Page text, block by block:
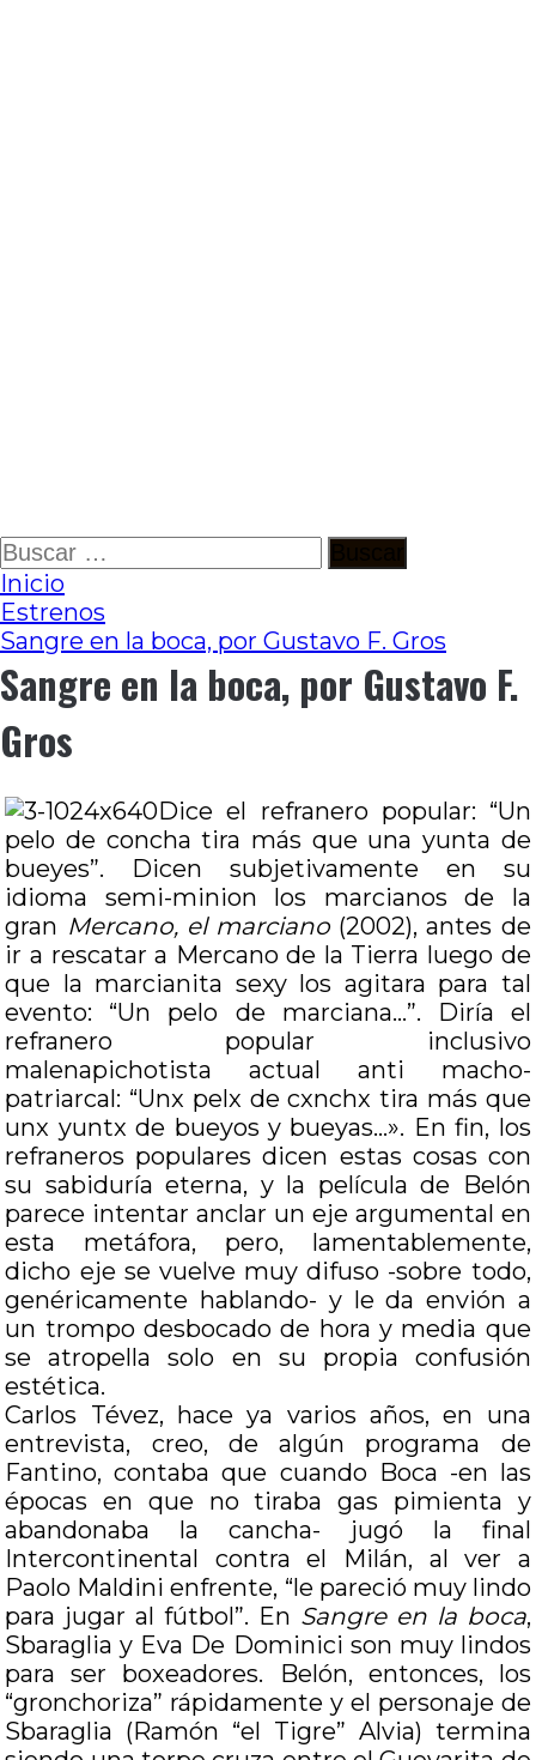
Ir
al
contenido
Buscar:
Inicio
Estrenos
Sangre en la boca, por Gustavo F. Gros
Sangre en la boca, por Gustavo F.
Gros
Dice el refranero popular: “Un
pelo de concha tira más que una yunta de
bueyes”. Dicen subjetivamente en su
idioma semi-minion los marcianos de la
gran Mercano, el marciano(2002), antes de
ir a rescatar a Mercano de la Tierra luego de
que la marcianita sexy los agitara para tal
evento: “Un pelo de marciana…”. Diría el
refranero popular inclusivo
malenapichotista actual anti macho-
patriarcal: “Unx pelx de cxnchx tira más que
unx yuntx de bueyos y bueyas…». En fin, los
refraneros populares dicen estas cosas con
su sabiduría eterna, y la película de Belón
parece intentar anclar un eje argumental en
esta metáfora, pero, lamentablemente,
dicho eje se vuelve muy difuso -sobre todo,
genéricamente hablando- y le da envión a
un trompo desbocado de hora y media que
se atropella solo en su propia confusión
estética.
Carlos Tévez, hace ya varios años, en una
entrevista, creo, de algún programa de
Fantino, contaba que cuando Boca -en las
épocas en que no tiraba gas pimienta y
abandonaba la cancha- jugó la final
Intercontinental contra el Milán, al ver a
Paolo Maldini enfrente, “le pareció muy lindo
para jugar al fútbol”. En Sangre en la boca,
Sbaraglia y Eva De Dominici son muy lindos
para ser boxeadores. Belón, entonces, los
“gronchoriza” rápidamente y el personaje de
Sbaraglia (Ramón “el Tigre” Alvia) termina